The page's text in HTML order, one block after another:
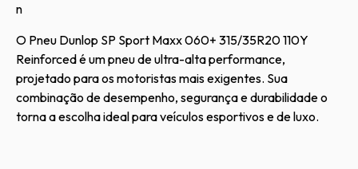
n
O Pneu Dunlop SP Sport Maxx 060+ 315/35R20 110Y
Reinforced é um pneu de ultra-alta performance,
projetado para os motoristas mais exigentes. Sua
combinação de desempenho, segurança e durabilidade o
torna a escolha ideal para veículos esportivos e de luxo.